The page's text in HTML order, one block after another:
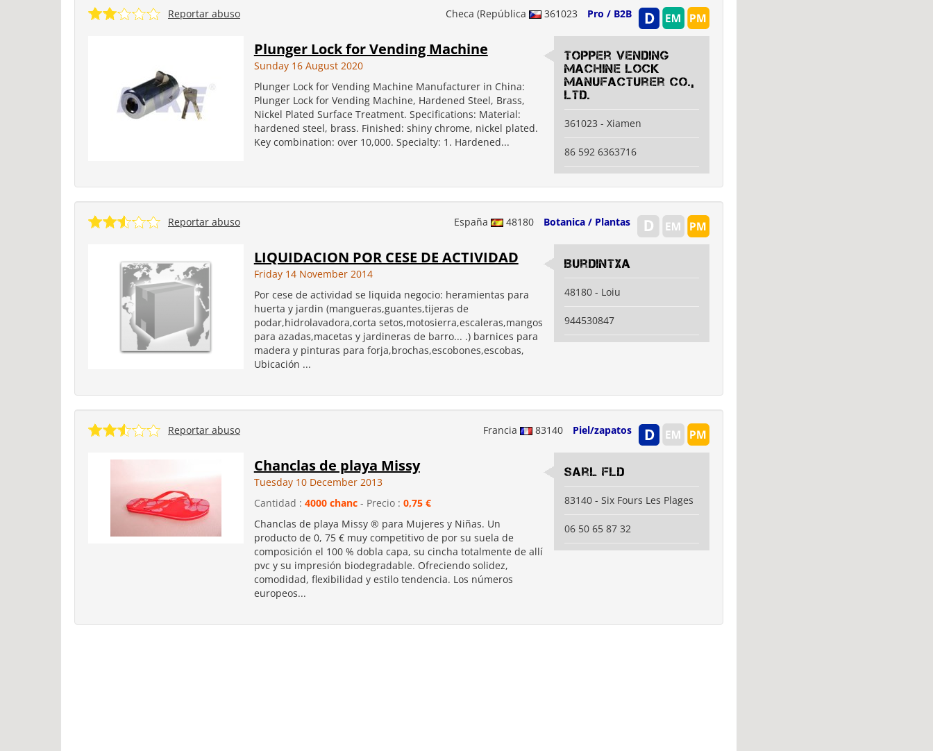
Checa (República 361023 Pro / B2B
Reportar abuso
Plunger Lock for Vending Machine
Sunday 16 August 2020
Plunger Lock for Vending Machine Manufacturer in China:
Plunger Lock for Vending Machine, Hardened Steel, Brass,
Nickel Plated Surface Treatment. Specifications: Material:
hardened steel, brass. Finished: shiny chrome, nickel plated.
Key combination: over 10,000. Specialty: 1. Hardened...
Topper Vending
Machine Lock
Manufacturer Co.,
Ltd.
361023 - Xiamen
86 592 6363716
España 48180 Botanica / Plantas
Reportar abuso
LIQUIDACION POR CESE DE ACTIVIDAD
Friday 14 November 2014
Por cese de actividad se liquida negocio: heramientas para
huerta y jardin (mangueras,guantes,tijeras de
podar,hidrolavadora,corta setos,motosierra,escaleras,mangos
para azadas,macetas y jardineras de barro... .) barnices para
madera y pinturas para forja,brochas,escobones,escobas,
Ubicación ...
Burdintxa
48180 - Loiu
944530847
Francia 83140 Piel/zapatos
Reportar abuso
Chanclas de playa Missy
Tuesday 10 December 2013
Cantidad : 4000 chanc- Precio : 0,75 €
Chanclas de playa Missy ® para Mujeres y Niñas. Un
producto de 0, 75 € muy competitivo de por su suela de
composición el 100 % dobla capa, su cincha totalmente de allí
pvc y su impresión biodegradable. Ofreciendo solidez,
comodidad, flexibilidad y estilo tendencia. Los números
europeos...
Sarl FLD
83140 - Six Fours Les Plages
06 50 65 87 32